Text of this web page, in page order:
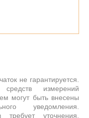
не гарантируется.
измерений
могут быть внесены
уведомления.
требует уточнения.